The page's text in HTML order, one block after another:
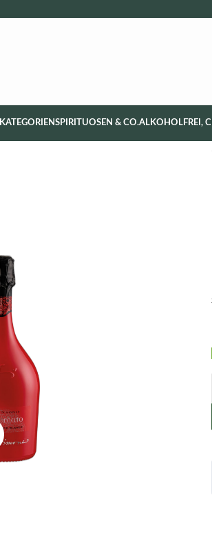
KATEGORIENSPIRITUOSEN & CO.ALKOHOLFREI,
Click to enlarge